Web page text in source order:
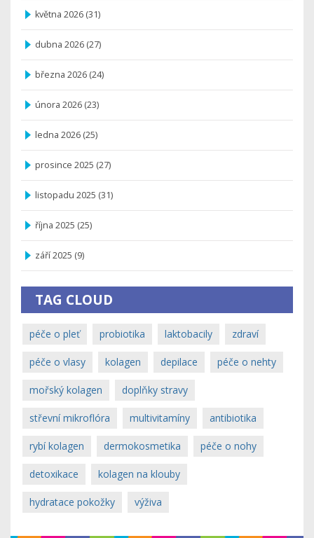
května 2026 (31)
dubna 2026 (27)
března 2026 (24)
února 2026 (23)
ledna 2026 (25)
prosince 2025 (27)
listopadu 2025 (31)
října 2025 (25)
září 2025 (9)
TAG CLOUD
péče o pleť probiotika laktobacily zdraví
péče o vlasy kolagen depilace péče o nehty
mořský kolagen doplňky stravy
střevní mikroflóra multivitamíny antibiotika
rybí kolagen dermokosmetika péče o nohy
detoxikace kolagen na klouby
hydratace pokožky výživa